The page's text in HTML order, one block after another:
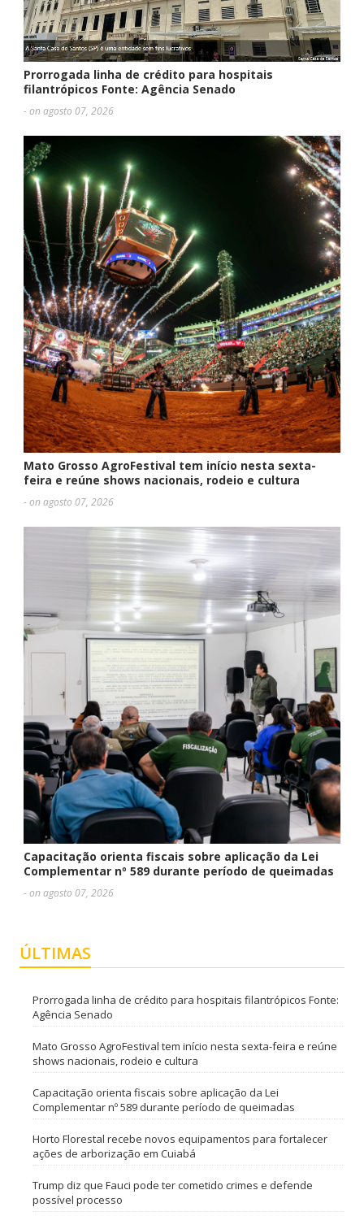
Prorrogada linha de crédito para hospitais
filantrópicos Fonte: Agência Senado
- on agosto 07, 2026
Mato Grosso AgroFestival tem início nesta sexta-
feira e reúne shows nacionais, rodeio e cultura
- on agosto 07, 2026
Capacitação orienta fiscais sobre aplicação da Lei
Complementar nº 589 durante período de queimadas
- on agosto 07, 2026
ÚLTIMAS
Prorrogada linha de crédito para hospitais filantrópicos Fonte:
Agência Senado
Mato Grosso AgroFestival tem início nesta sexta-feira e reúne
shows nacionais, rodeio e cultura
Capacitação orienta fiscais sobre aplicação da Lei
Complementar nº 589 durante período de queimadas
Horto Florestal recebe novos equipamentos para fortalecer
ações de arborização em Cuiabá
Trump diz que Fauci pode ter cometido crimes e defende
possível processo